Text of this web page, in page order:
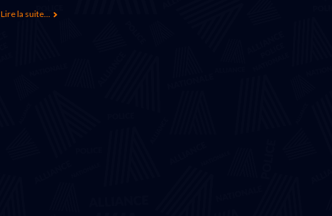
Lire la suite...